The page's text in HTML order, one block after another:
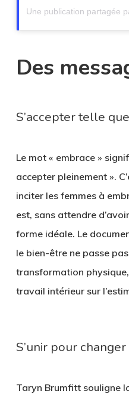
Des
S’accepter telle
Le mot « embrace »
accepter pleinement ».
inciter les femmes à
est, sans attendre
forme idéale. Le
le bien-être ne passe
transformation
travail intérieur sur
S’unir pour
Taryn Brumfitt souligne